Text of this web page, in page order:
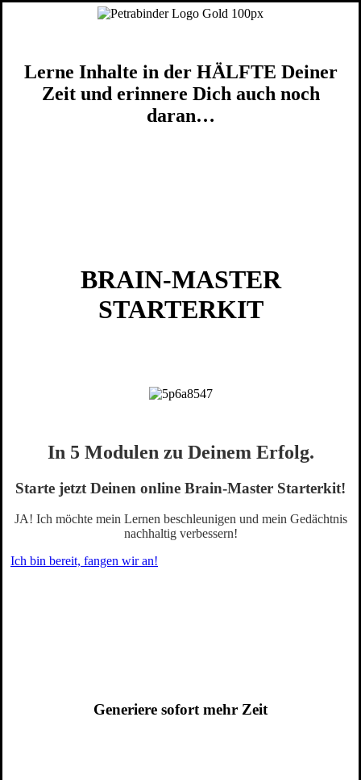
Lerne Inhalte in der HÄLFTE Deiner
Zeit und erinnere Dich auch noch
daran…
BRAIN-MASTER
STARTERKIT
In 5 Modulen zu Deinem Erfolg.
Starte jetzt Deinen online Brain-Master Starterkit!
JA! Ich möchte mein Lernen beschleunigen und mein Gedächtnis
nachhaltig verbessern!
Ich bin bereit, fangen wir an!
Generiere sofort mehr Zeit